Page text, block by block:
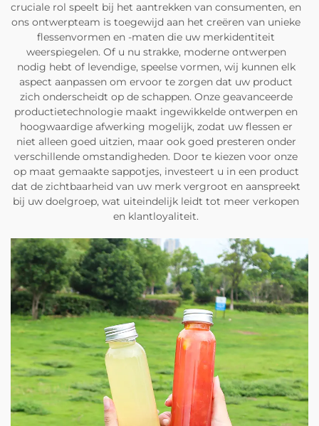
cruciale rol speelt bij het aantrekken van consumenten, en
ons ontwerpteam is toegewijd aan het creëren van unieke
flessenvormen en -maten die uw merkidentiteit
weerspiegelen. Of u nu strakke, moderne ontwerpen
nodig hebt of levendige, speelse vormen, wij kunnen elk
aspect aanpassen om ervoor te zorgen dat uw product
zich onderscheidt op de schappen. Onze geavanceerde
productietechnologie maakt ingewikkelde ontwerpen en
hoogwaardige afwerking mogelijk, zodat uw flessen er
niet alleen goed uitzien, maar ook goed presteren onder
verschillende omstandigheden. Door te kiezen voor onze
op maat gemaakte sappotjes, investeert u in een product
dat de zichtbaarheid van uw merk vergroot en aanspreekt
bij uw doelgroep, wat uiteindelijk leidt tot meer verkopen
en klantloyaliteit.